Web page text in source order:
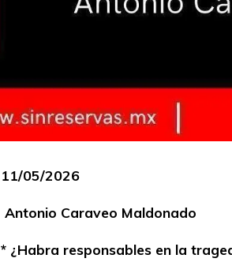
11/05/2026
Antonio Caraveo Maldonado
* ¿Habra responsables en la